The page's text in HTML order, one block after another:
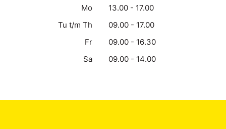
Mo
13.00 - 17.00
Tu t/m Th
09.00 - 17.00
Fr
09.00 - 16.30
Sa
09.00 - 14.00